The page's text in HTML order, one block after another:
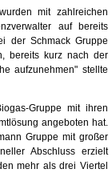
mit zahlreichen
auf bereits
der Schmack Gruppe
bereits kurz nach der
aufzunehmen" stellte
Gruppe mit ihren
angeboten hat.
Gruppe mit großer
Abschluss erzielt
mehr als drei Viertel